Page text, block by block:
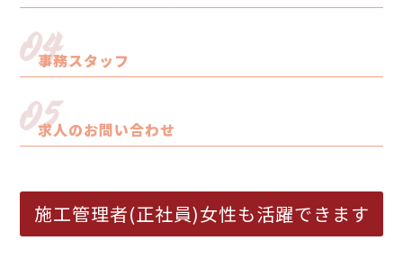
04
事務スタッフ
05
求人のお問い合わせ
施工管理者(正社員)女性も活躍できます